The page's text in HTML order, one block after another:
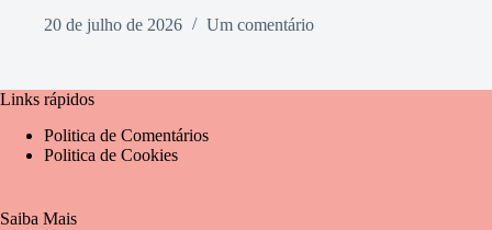
20 de julho de 2026
Um comentário
Links rápidos
Politica de Comentários
Politica de Cookies
Saiba Mais